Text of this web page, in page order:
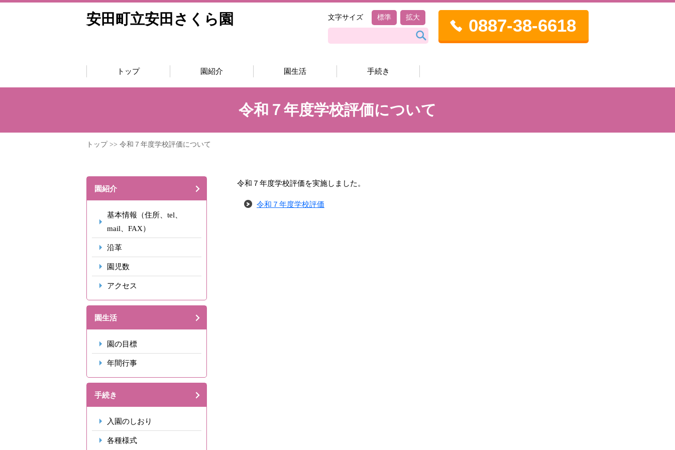
安田町立安田さくら園 0887-38-6618
文字サイズ 標準 拡大
トップ 園紹介 園生活 手続き
令和７年度学校評価について
トップ>> 令和７年度学校評価について
令和７年度学校評価を実施しました。
令和７年度学校評価
園紹介
基本情報（住所、tel、
mail、FAX）
沿革
園児数
アクセス
園生活
園の目標
年間行事
手続き
入園のしおり
各種様式